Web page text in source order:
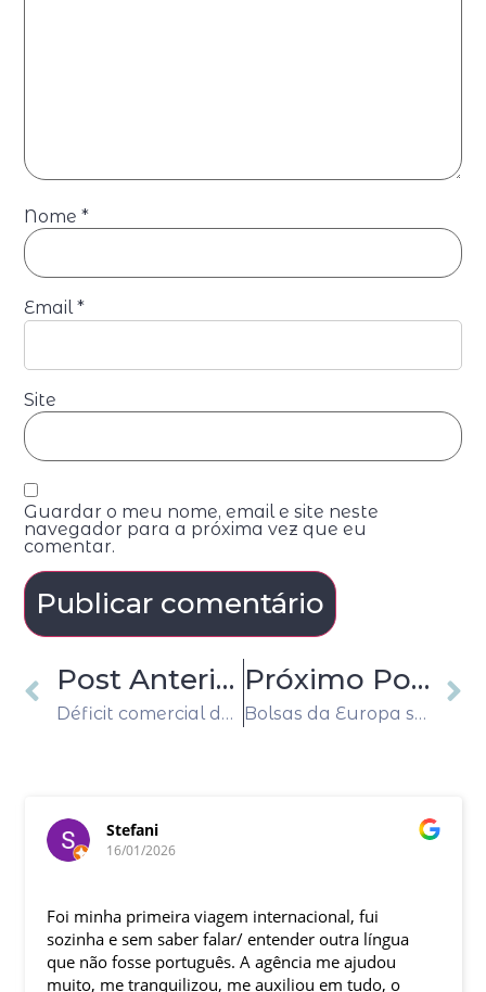
Nome*
Email*
Site
Guardar o meu nome, email e site neste
navegador para a próxima vez que eu
comentar.
Post Anterior
Déficit comercial da zona do euro cai a 11,3 bilhões de euros em janeiro
Próximo Post
Bolsas da Europa sobem, com compra do Credit Suisse e comentários de Lagarde
Stefani
16/01/2026
primeira viagem internacional, fui
sem saber falar/ entender outra língua
fosse português. A agência me ajudou
tranquilizou, me auxiliou em tudo, o
turismo a